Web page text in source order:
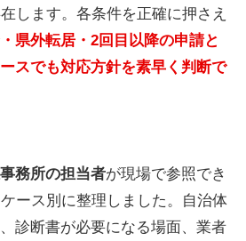
します。各条件を正確に押さえ
県外転居・2回目以降の申請と
スでも対応方針を素早く判断で
務所の担当者が現場で参照でき
ース別に整理しました。自治体
診断書が必要になる場面、業者